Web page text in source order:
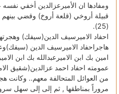
ومفادها ان الأميرعزالدين أخفي
قبيلة أروخي (قلعة أروخ) وقضي
(25).
احفاد الاميرسيف الدين(سيفك)
امين بك ابن الاميرعبدالله بك ابن
عمومته احفاد احمد عزالدين(شقيق
من العوائل المتحالفة معهم.. وكانت
مروراً بمناطقها , ثم إلى إلى سهل